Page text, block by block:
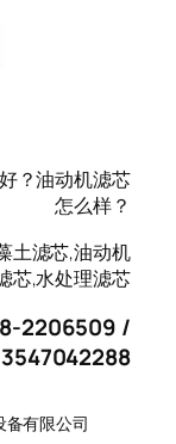
？油动机滤芯
怎么样？
土滤芯,油动机
芯,水处理滤芯
2206509 /
有限公司